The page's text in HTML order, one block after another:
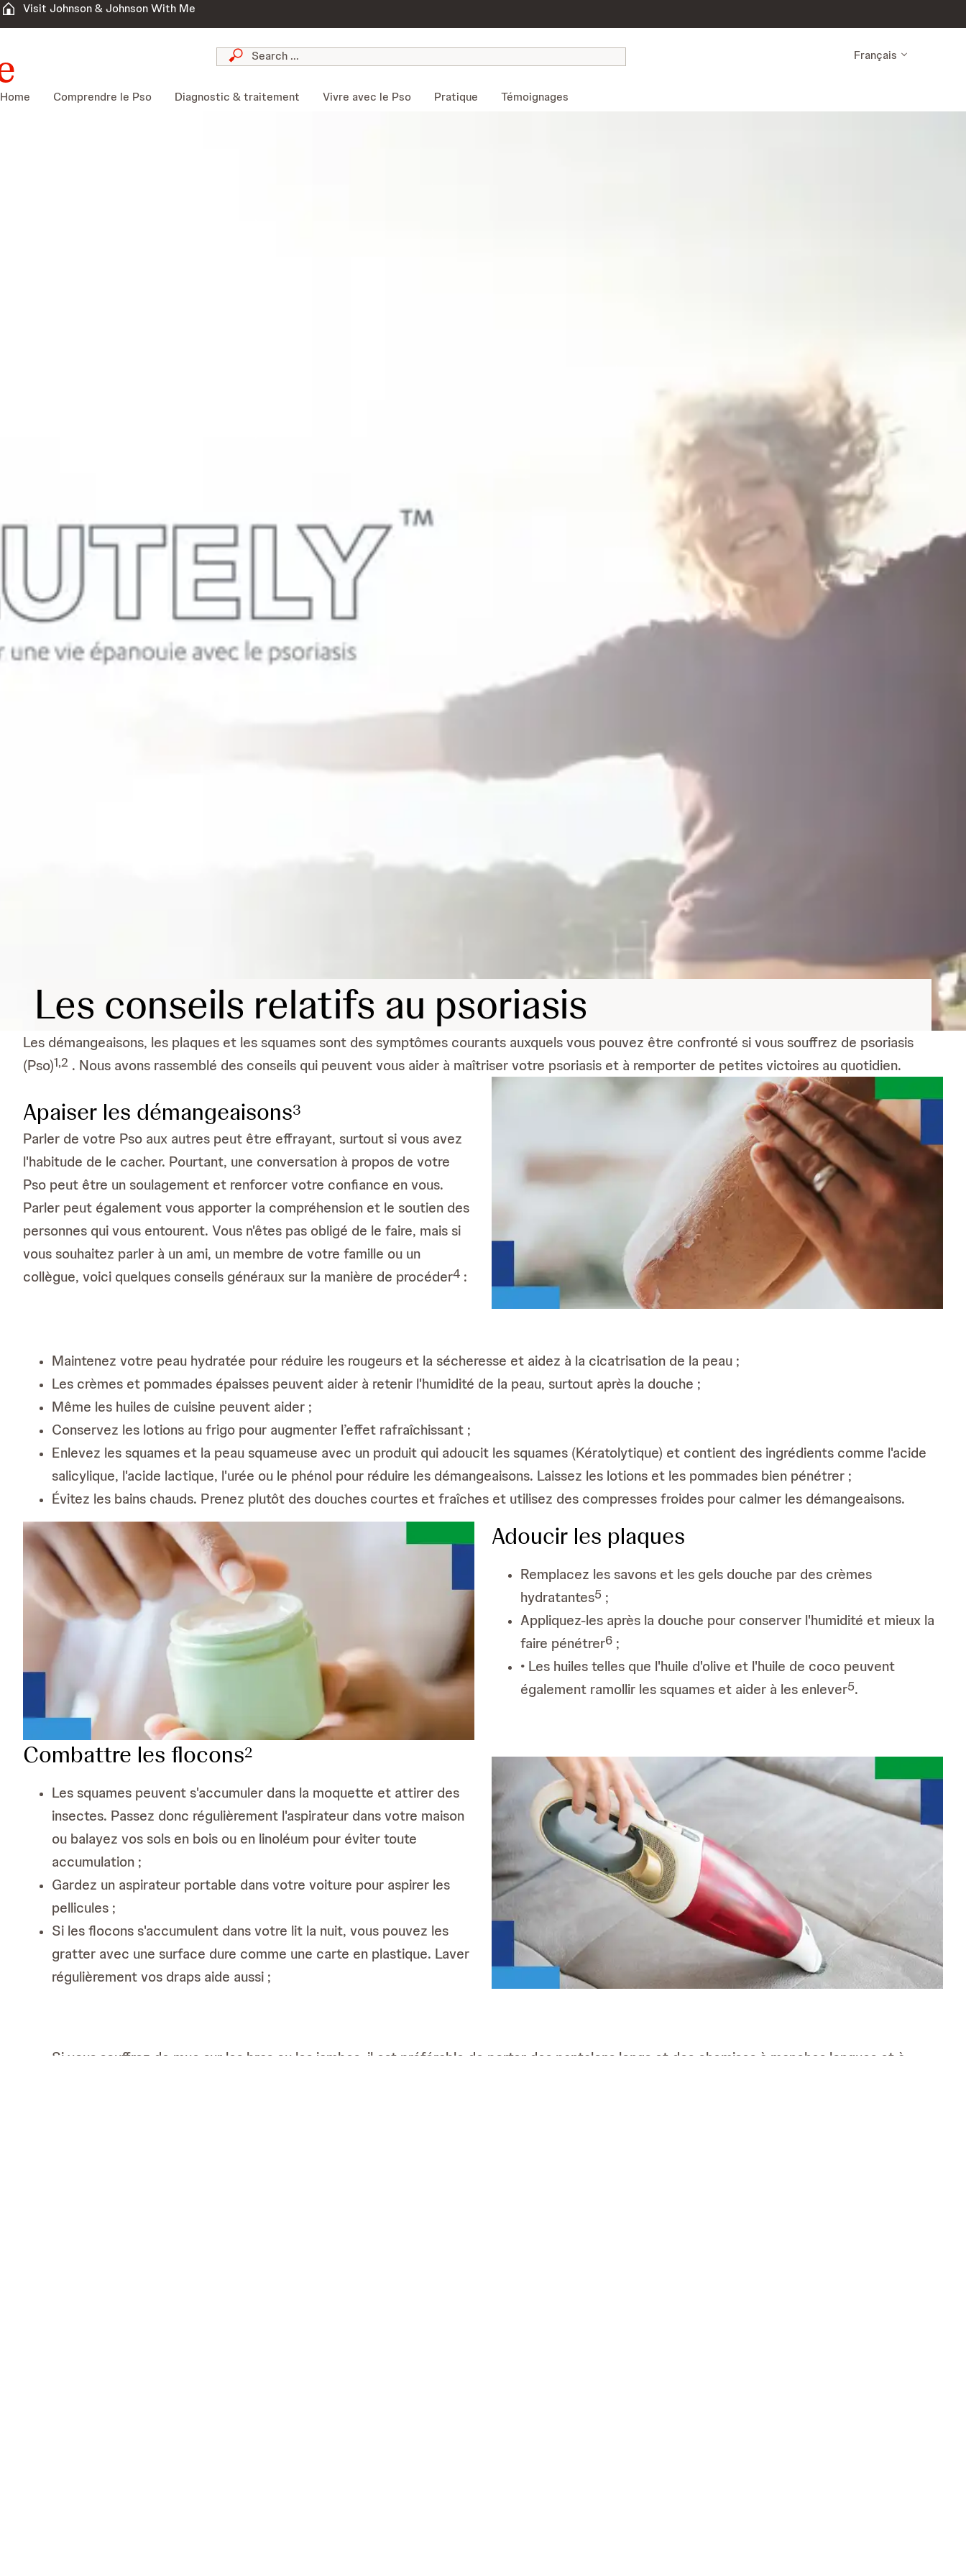
Visit Johnson & Johnson With Me
Français
Home Comprendre le Pso Diagnostic & traitement Vivre avec le Pso Pratique Témoignages
Les conseils relatifs au psoriasis
Les démangeaisons, les plaques et les squames sont des symptômes courants auxquels vous pouvez être confronté si vous souffrez de psoriasis
(Pso)1,2 . Nous avons rassemblé des conseils qui peuvent vous aider à maîtriser votre psoriasis et à remporter de petites victoires au quotidien.
Apaiser les démangeaisons3
Parler de votre Pso aux autres peut être effrayant, surtout si vous avez
l'habitude de le cacher. Pourtant, une conversation à propos de votre
Pso peut être un soulagement et renforcer votre confiance en vous.
Parler peut également vous apporter la compréhension et le soutien des
personnes qui vous entourent. Vous n'êtes pas obligé de le faire, mais si
vous souhaitez parler à un ami, un membre de votre famille ou un
collègue, voici quelques conseils généraux sur la manière de procéder4 :
Maintenez votre peau hydratée pour réduire les rougeurs et la sécheresse et aidez à la cicatrisation de la peau ;
Les crèmes et pommades épaisses peuvent aider à retenir l'humidité de la peau, surtout après la douche ;
Même les huiles de cuisine peuvent aider ;
Conservez les lotions au frigo pour augmenter l’effet rafraîchissant ;
Enlevez les squames et la peau squameuse avec un produit qui adoucit les squames (Kératolytique) et contient des ingrédients comme l'acide
salicylique, l'acide lactique, l'urée ou le phénol pour réduire les démangeaisons. Laissez les lotions et les pommades bien pénétrer ;
Évitez les bains chauds. Prenez plutôt des douches courtes et fraîches et utilisez des compresses froides pour calmer les démangeaisons.
Adoucir les plaques
Remplacez les savons et les gels douche par des crèmes
hydratantes5 ;
Appliquez-les après la douche pour conserver l'humidité et mieux la
faire pénétrer6 ;
• Les huiles telles que l'huile d'olive et l'huile de coco peuvent
également ramollir les squames et aider à les enlever5.
Combattre les flocons2
Les squames peuvent s'accumuler dans la moquette et attirer des
insectes. Passez donc régulièrement l'aspirateur dans votre maison
ou balayez vos sols en bois ou en linoléum pour éviter toute
accumulation ;
Gardez un aspirateur portable dans votre voiture pour aspirer les
pellicules ;
Si les flocons s'accumulent dans votre lit la nuit, vous pouvez les
gratter avec une surface dure comme une carte en plastique. Laver
régulièrement vos draps aide aussi ;
Si vous souffrez de mue sur les bras ou les jambes, il est préférable de porter des pantalons longs et des chemises à manches longues et à